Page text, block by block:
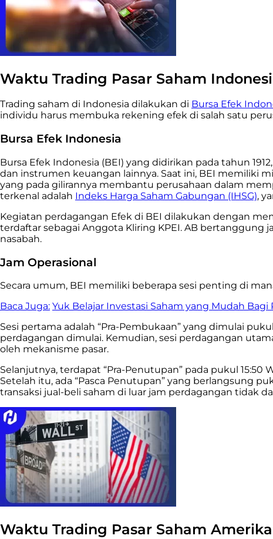
Waktu Trading Pasar Saham
Trading saham di Indonesia dilakukan di Bursa Efek
individu harus membuka rekening efek di salah satu
Bursa Efek Indonesia
Bursa Efek Indonesia (BEI) yang didirikan pada tahun
dan instrumen keuangan lainnya. Saat ini, BEI memiliki
yang pada gilirannya membantu perusahaan dalam
terkenal adalah Indeks Harga Saham Gabungan (IHSG),
Kegiatan perdagangan Efek di BEI dilakukan dengan
terdaftar sebagai Anggota Kliring KPEI. AB
nasabah.
Jam Operasional
Secara umum, BEI memiliki beberapa sesi penting di
Baca Juga: Yuk Belajar Investasi Saham yang Mudah Bagi
Sesi pertama adalah “Pra-Pembukaan” yang dimulai
perdagangan dimulai. Kemudian, sesi perdagangan
oleh mekanisme pasar.
Selanjutnya, terdapat “Pra-Penutupan” pada pukul
Setelah itu, ada “Pasca Penutupan” yang berlangsung
transaksi jual-beli saham di luar jam perdagangan tidak
Waktu Trading Pasar Saham Amerika